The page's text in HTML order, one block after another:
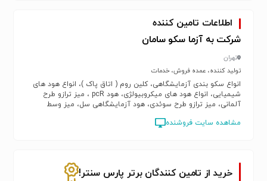
اطلاعات تامین کننده
شرکت به آزما سکو سامان
تهران
تولید کننده، عمده فروش، خدمات
انواع سکو بندی آزمایشگاهی، کلین روم ( اتاق پاک )، انواع هود های
شیمیایی، انواع هود های میکروبیولژی، هود pcR ، میز ترازو طرح
آلمانی، میز ترازو طرح سوئدی، هود آزمایشگاهی سل، میز وسط
کلاس 22، اپکسی کف آزمایشگاه و کلین روم، اپکسی دیوار کلین روم،
مشاهده سایت فروشنده
خرید از تامین کنندگان برتر پارس سنتر!